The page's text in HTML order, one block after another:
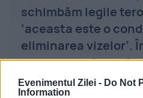
Evenimentul Zilei - Do Not
Information
schimbăm legile
‘aceasta este o
eliminarea vizelor’.
mergem pe drumul
vostru. Înțelegeți-